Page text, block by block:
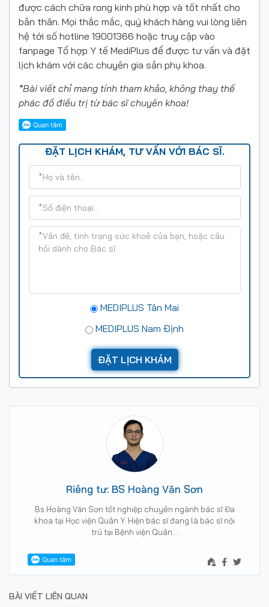
được cách chữa rong kinh phù hợp và tốt nhất cho
bản thân. Mọi thắc mắc, quý khách hàng vui lòng liên
hệ tới số hotline 19001366 hoặc truy cập vào
fanpage Tổ hợp Y tế MediPlus để được tư vấn và đặt
lịch khám với các chuyên gia sản phụ khoa.
*Bài viết chỉ mang tính tham khảo, không thay thế
phác đồ điều trị từ bác sĩ chuyên khoa!
ĐẶT LỊCH KHÁM, TƯ VẤN VỚI BÁC SĨ.
MEDIPLUS Tân Mai
MEDIPLUS Nam Định
Riêng tư: BS Hoàng Văn Sơn
Bs Hoàng Văn Sơn tốt nghiệp chuyên ngành bác sĩ Đa
khoa tại Học viện Quân Y. Hiện bác sĩ đang là bác sĩ nội
trú tại Bệnh viện Quân…
BÀI VIẾT LIÊN QUAN